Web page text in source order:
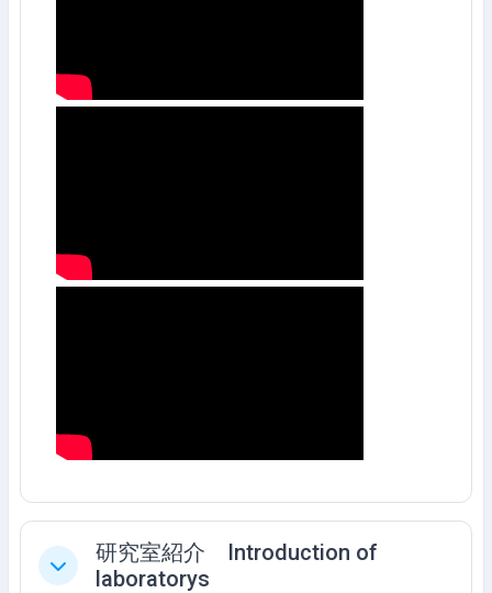
Collapse
研究室紹介 Introduction of
laboratorys